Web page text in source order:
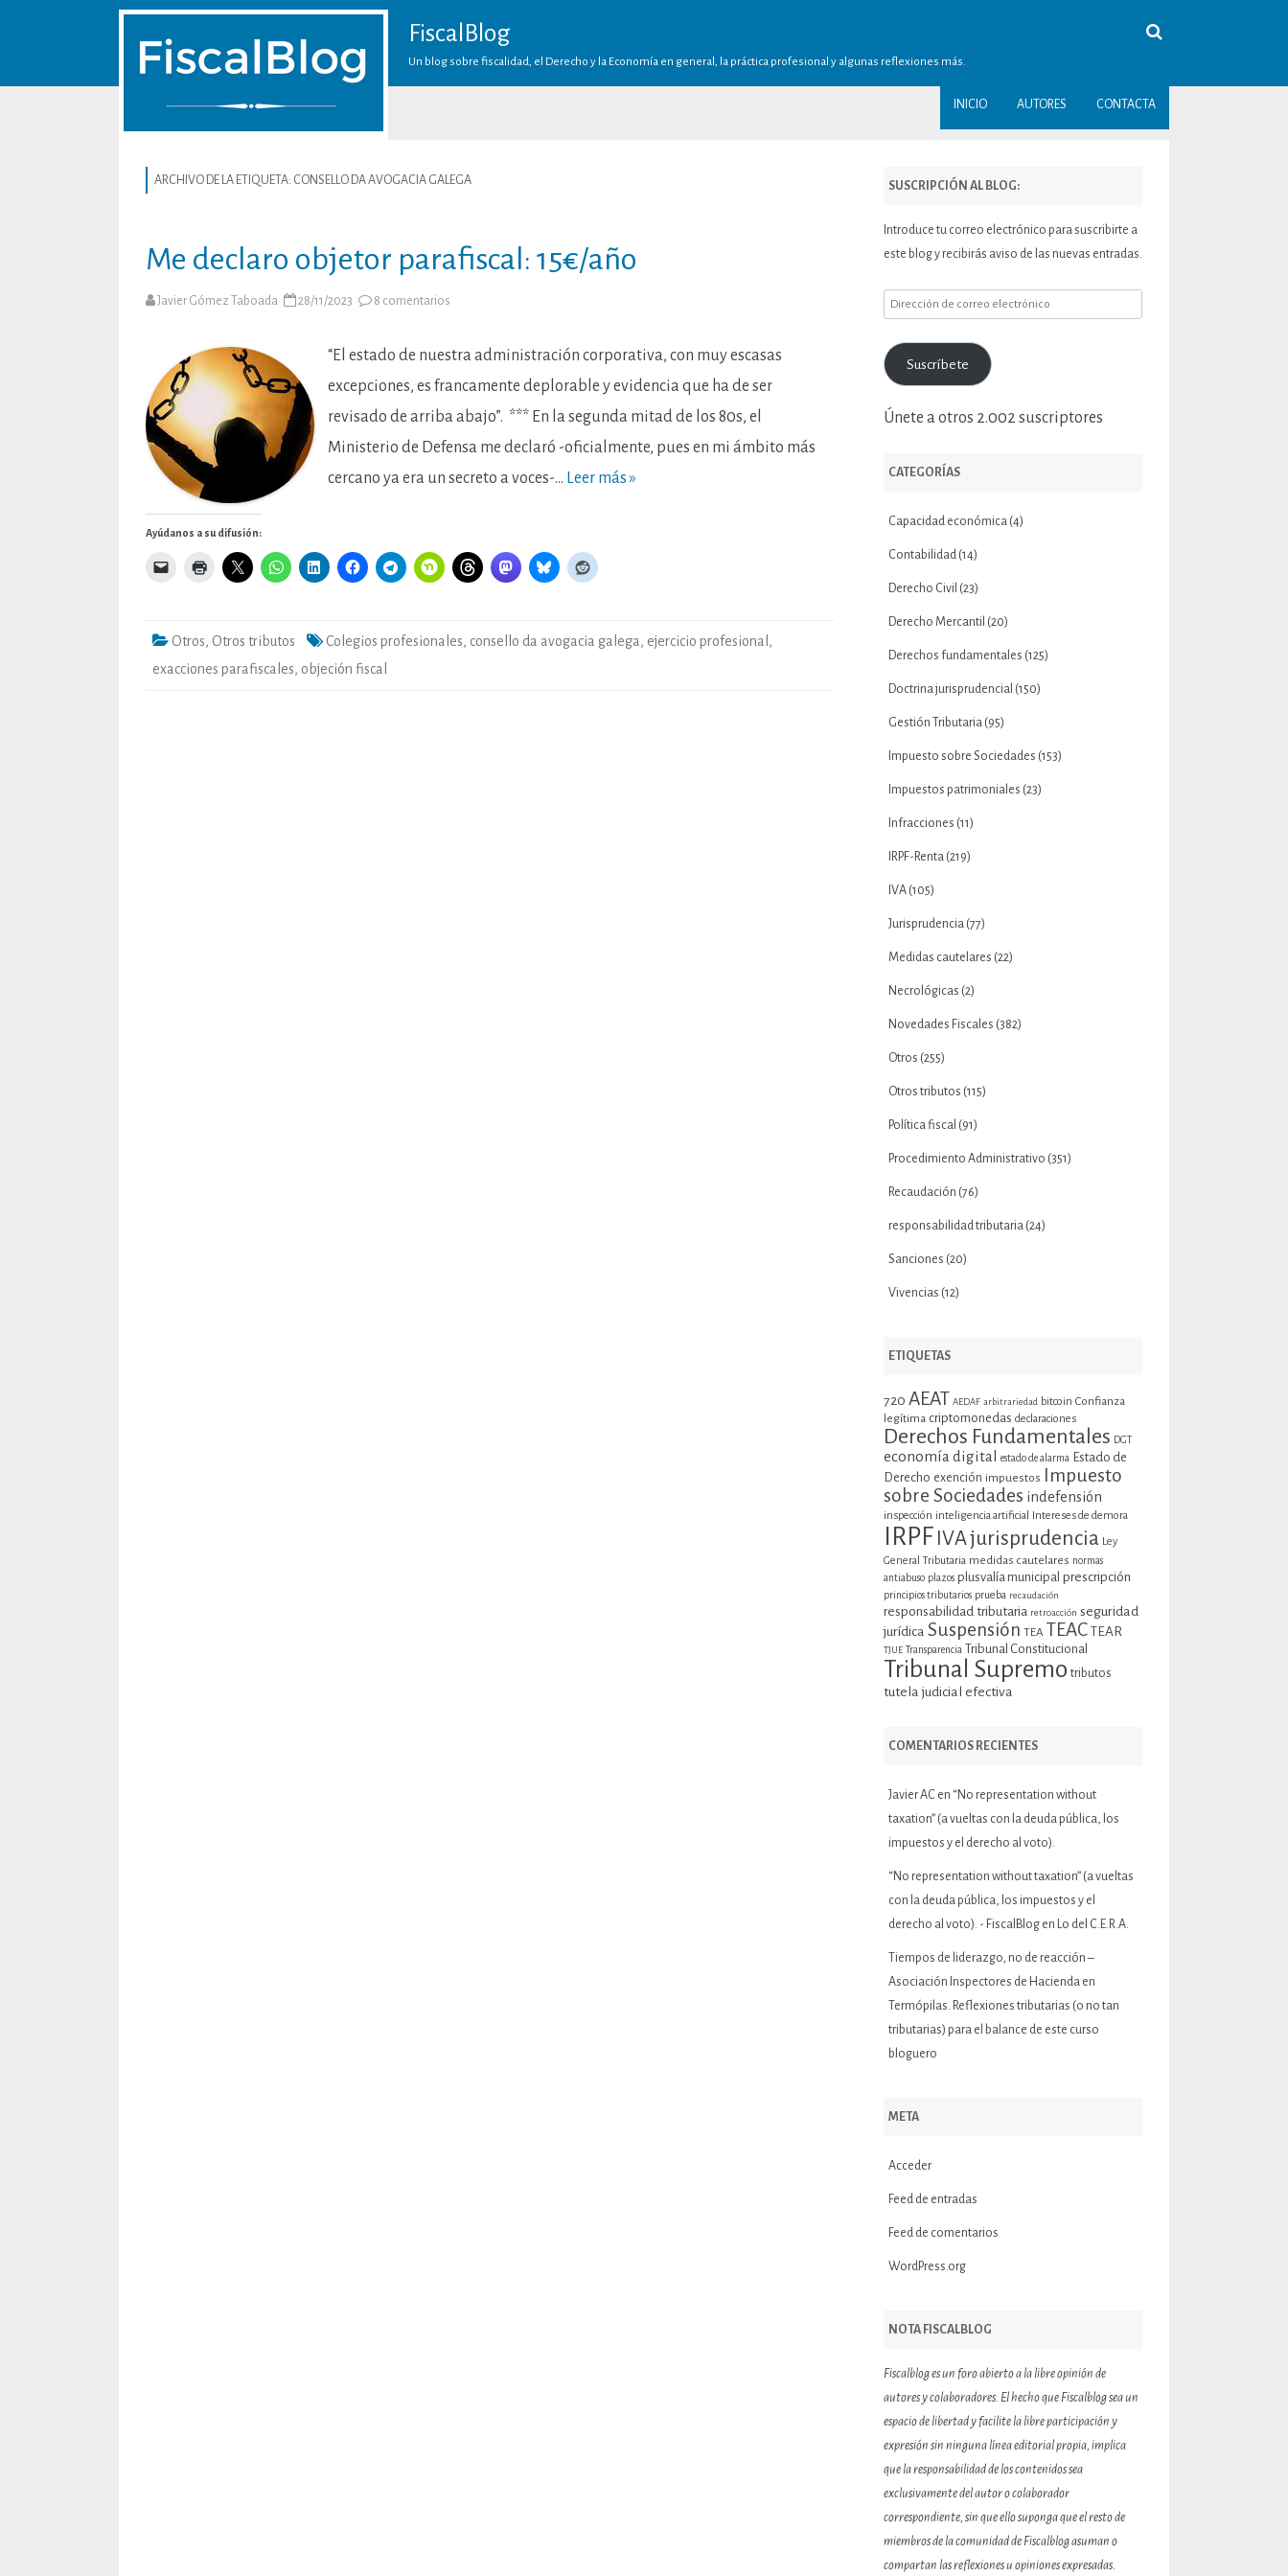
FiscalBlog
Un blog sobre fiscalidad, el Derecho y la Economía en general, la práctica profesional y algunas reflexiones más.
INICIO AUTORES CONTACTA
ARCHIVO DE LA ETIQUETA: CONSELLO DA AVOGACIA GALEGA
Me declaro objetor parafiscal: 15€/año
Javier Gómez Taboada 28/11/2023 8 comentarios
parafiscal:
“El estado de nuestra administración corporativa, con muy escasas
excepciones, es francamente deplorable y evidencia que ha de ser
revisado de arriba abajo”. *** En la segunda mitad de los 80s, el
Ministerio de Defensa me declaró -oficialmente, pues en mi ámbito más
cercano ya era un secreto a voces-… Leer más »
Ayúdanos a su difusión:
Otros, Otros tributos Colegios profesionales, consello da avogacia galega , ejercicio profesional ,
exacciones parafiscales, objeción fiscal
SUSCRIPCIÓN AL BLOG:
Introduce tu correo electrónico para suscribirte a
este blog y recibirás aviso de las nuevas entradas.
Dirección
correo
electrónico
Suscríbete
Únete a otros 2.002 suscriptores
CATEGORÍAS
Capacidad económica(4)
Contabilidad(14)
Derecho Civil (23)
Derecho Mercantil (20)
Derechos fundamentales (125)
Doctrina jurisprudencial (150)
Gestión Tributaria(95)
Impuesto sobre Sociedades (153)
Impuestos patrimoniales (23)
Infracciones (11)
IRPF-Renta(219)
IVA(105)
Jurisprudencia(77)
Medidas cautelares (22)
Necrológicas (2)
Novedades Fiscales (382)
Otros (255)
Otros tributos (115)
Política fiscal (91)
Procedimiento Administrativo (351)
Recaudación (76)
responsabilidad tributaria(24)
Sanciones (20)
Vivencias (12)
ETIQUETAS
720 AEAT AEDAF arbitrariedad bitcoin Confianza
legítima criptomonedas declaraciones
Derechos Fundamentales DGT
economía digital estado de alarma
Estado de
Derecho exención impuestos
Impuesto
sobre Sociedades indefensión
inspección inteligencia artificial Intereses de demora
IRPF IVAjurisprudencia Ley
General Tributaria medidas cautelares normas
antiabuso plazos plusvalía municipal prescripción
principios tributarios prueba recaudación
responsabilidad tributaria retroacción seguridad
jurídica Suspensión TEA TEAC TEAR
TJUE Transparencia Tribunal Constitucional
Tribunal Supremo tributos
tutela judicial efectiva
COMENTARIOS RECIENTES
Javier AC en “No representation without
taxation” (a vueltas con la deuda pública, los
impuestos y el derecho al voto).
“No representation without taxation” (a vueltas
con la deuda pública, los impuestos y el
derecho al voto). - FiscalBlogen Lo del C.E.R.A.
Tiempos de liderazgo, no de reacción –
Asociación Inspectores de Haciendaen
Termópilas. Reflexiones tributarias (o no tan
tributarias) para el balance de este curso
bloguero
META
Acceder
Feed de entradas
Feed de comentarios
WordPress.org
NOTA FISCALBLOG
Fiscalblog es un foro abierto a la libre opinión de
autores y colaboradores. El hecho que Fiscalblog sea un
espacio de libertad y facilite la libre participación y
expresión sin ninguna línea editorial propia, implica
que la responsabilidad de los contenidos sea
exclusivamente del autor o colaborador
correspondiente, sin que ello suponga que el resto de
miembros de la comunidad de Fiscalblog asuman o
compartan las reflexiones u opiniones expresadas.